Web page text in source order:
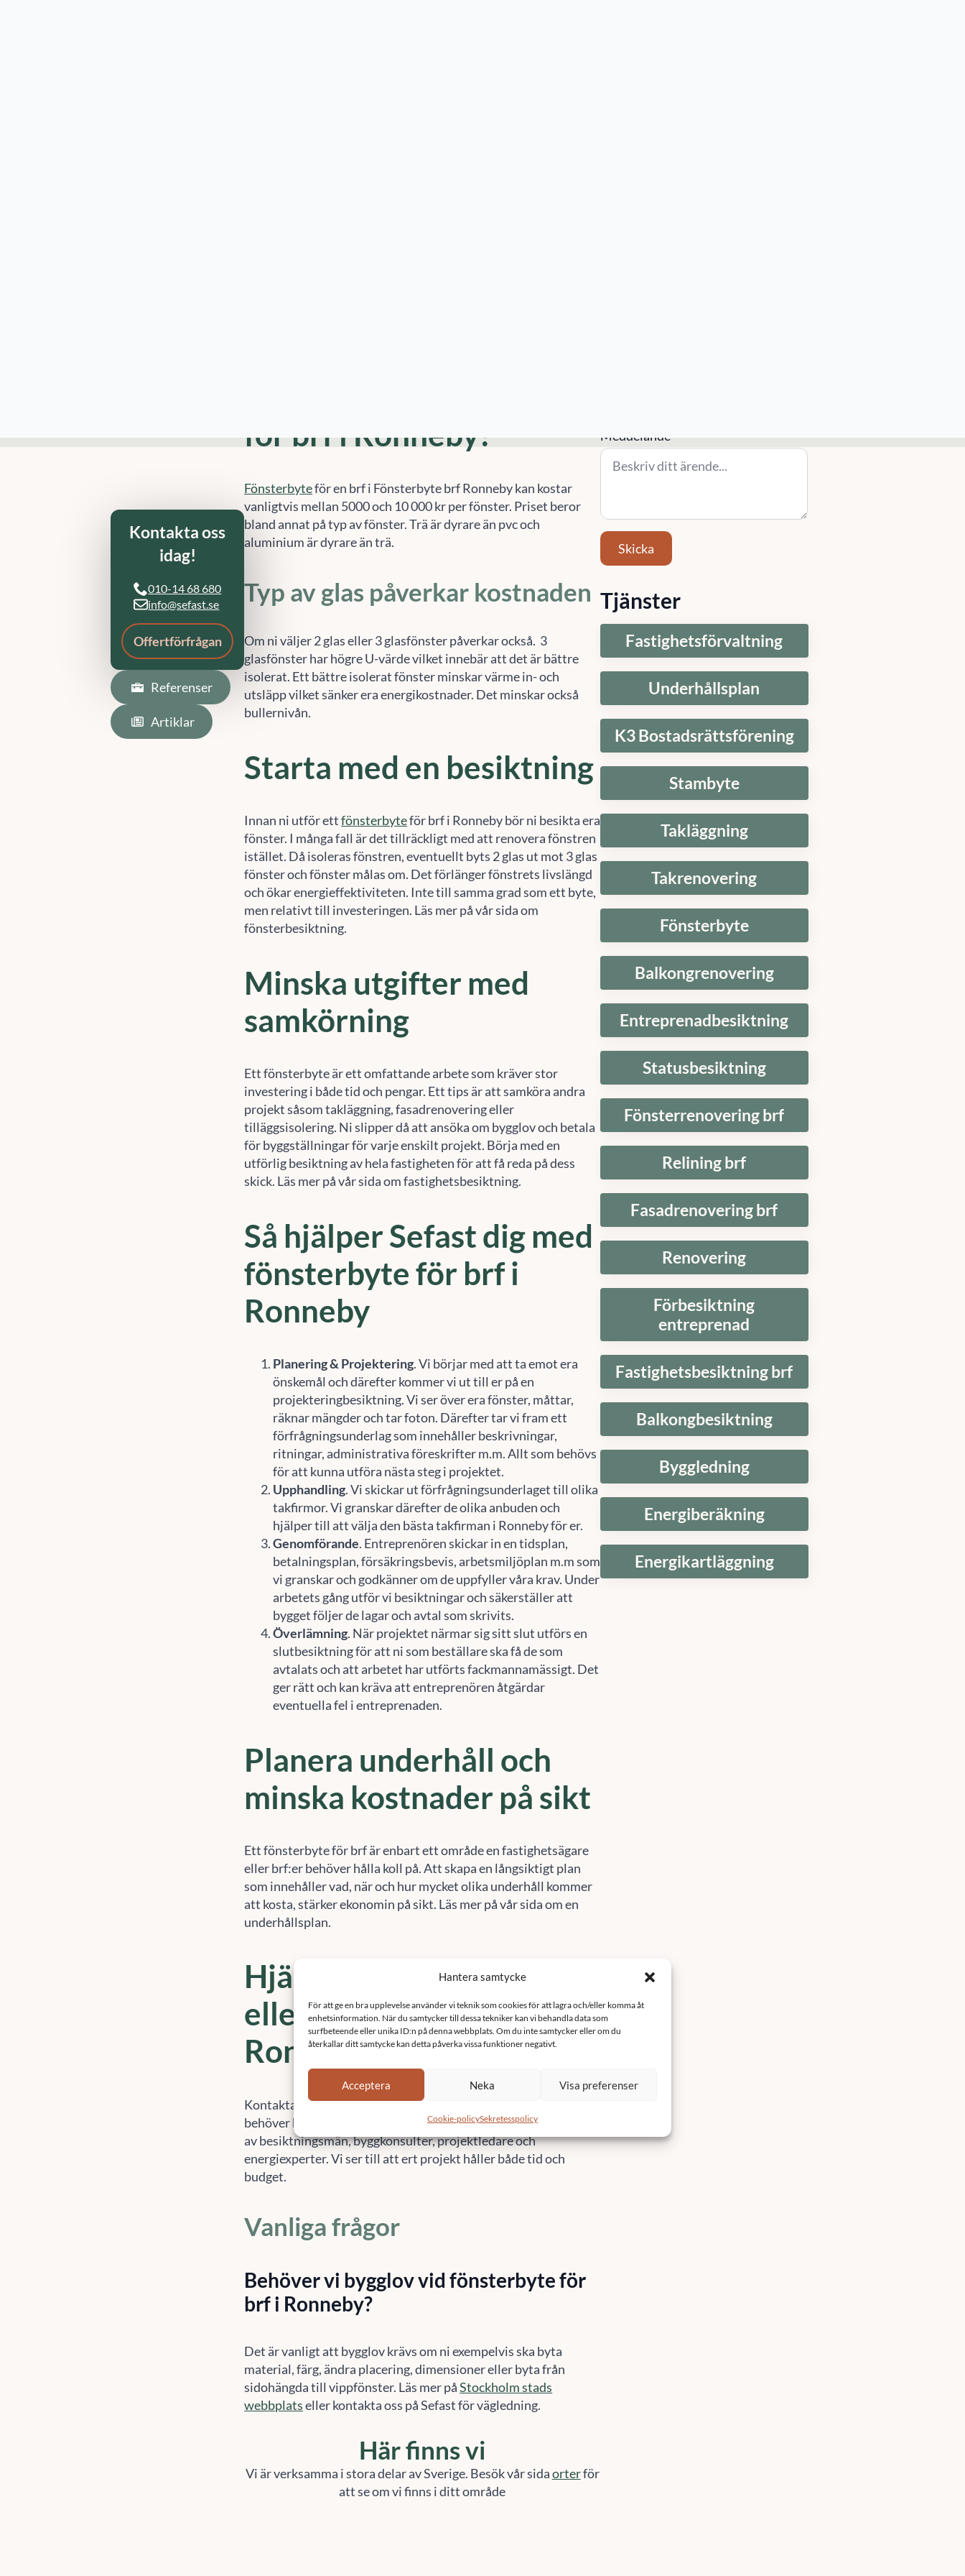
Hantera samtycke
För att ge en bra upplevelse använder vi teknik som cookies för att lagra och/eller komma åt
enhetsinformation. När du samtycker till dessa tekniker kan vi behandla data som
surfbeteende eller unika ID:n på denna webbplats. Om du inte samtycker eller om du
återkallar ditt samtycke kan detta påverka vissa funktioner negativt.
Acceptera Neka Visa preferenser
Cookie-policy Sekretesspolicy
för brf i Ronneby?
Fönsterbyteför en brf i Fönsterbyte brf Ronneby kan kostar
vanligtvis mellan 5000 och 10 000 kr per fönster. Priset beror
bland annat på typ av fönster. Trä är dyrare än pvc och
aluminium är dyrare än trä.
Typ av glas påverkar kostnaden
Om ni väljer 2 glas eller 3 glasfönster påverkar också. 3
glasfönster har högre U-värde vilket innebär att det är bättre
isolerat. Ett bättre isolerat fönster minskar värme in- och
utsläpp vilket sänker era energikostnader. Det minskar också
bullernivån.
Starta med en besiktning
Innan ni utför ettfönsterbyteför brf i Ronneby bör ni besikta era
fönster. I många fall är det tillräckligt med att renovera fönstren
istället. Då isoleras fönstren, eventuellt byts 2 glas ut mot 3 glas
fönster och fönster målas om. Det förlänger fönstrets livslängd
och ökar energieffektiviteten. Inte till samma grad som ett byte,
men relativt till investeringen. Läs mer på vår sida om
fönsterbesiktning.
Minska utgifter med
samkörning
Ett fönsterbyte är ett omfattande arbete som kräver stor
investering i både tid och pengar. Ett tips är att samköra andra
projekt såsom takläggning, fasadrenovering eller
tilläggsisolering. Ni slipper då att ansöka om bygglov och betala
för byggställningar för varje enskilt projekt. Börja med en
utförlig besiktning av hela fastigheten för att få reda på dess
skick. Läs mer på vår sida om fastighetsbesiktning.
Så hjälper Sefast dig med
fönsterbyte för brf i
Ronneby
Planering & Projektering. Vi börjar med att ta emot era
önskemål och därefter kommer vi ut till er på en
projekteringbesiktning. Vi ser över era fönster, måttar,
räknar mängder och tar foton. Därefter tar vi fram ett
förfrågningsunderlag som innehåller beskrivningar,
ritningar, administrativa föreskrifter m.m. Allt som behövs
för att kunna utföra nästa steg i projektet.
Upphandling. Vi skickar ut förfrågningsunderlaget till olika
takfirmor. Vi granskar därefter de olika anbuden och
hjälper till att välja den bästa takfirman i Ronneby för er.
Genomförande. Entreprenören skickar in en tidsplan,
betalningsplan, försäkringsbevis, arbetsmiljöplan m.m som
vi granskar och godkänner om de uppfyller våra krav. Under
arbetets gång utför vi besiktningar och säkerställer att
bygget följer de lagar och avtal som skrivits.
Överlämning. När projektet närmar sig sitt slut utförs en
slutbesiktning för att ni som beställare ska få de som
avtalats och att arbetet har utförts fackmannamässigt. Det
ger rätt och kan kräva att entreprenören åtgärdar
eventuella fel i entreprenaden.
Planera underhåll och
minska kostnader på sikt
Ett fönsterbyte för brf är enbart ett område en fastighetsägare
eller brf:er behöver hålla koll på. Att skapa en långsiktigt plan
som innehåller vad, när och hur mycket olika underhåll kommer
att kosta, stärker ekonomin på sikt. Läs mer på vår sida om en
underhållsplan.
Hjälp med fönsterbyte
eller renovering i
Ronneby.
Kontakta Sefast på010-14 68 680
behöver hjälp med fönsterbyte för brf i Ronneby. Vi är ett team
av besiktningsmän, byggkonsulter, projektledare och
energiexperter. Vi ser till att ert projekt håller både tid och
budget.
Vanliga frågor
Behöver vi bygglov vid fönsterbyte för
brf i Ronneby?
Det är vanligt att bygglov krävs om ni exempelvis ska byta
material, färg, ändra placering, dimensioner eller byta från
sidohängda till vippfönster. Läs mer påStockholm stads
webbplatseller kontakta oss på Sefast för vägledning.
Här finns vi
Vi är verksamma i stora delar av Sverige. Besök vår sidaorterför
att se om vi finns i ditt område
Meddelande
Skicka
Tjänster
Fastighetsförvaltning
Underhållsplan
K3 Bostadsrättsförening
Stambyte
Takläggning
Takrenovering
Fönsterbyte
Balkongrenovering
Entreprenadbesiktning
Statusbesiktning
Fönsterrenovering brf
Relining brf
Fasadrenovering brf
Renovering
Förbesiktning
entreprenad
Fastighetsbesiktning brf
Balkongbesiktning
Byggledning
Energiberäkning
Energikartläggning